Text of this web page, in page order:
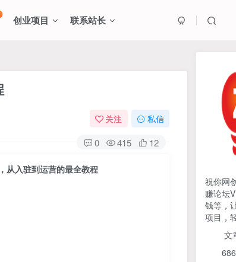
创业项目 联系站长
关注 私信
0 415 12
从入驻到运营的最全教程
425人
为
TOP1
TOP2
祝你网
赚论坛
钱等，
项目，